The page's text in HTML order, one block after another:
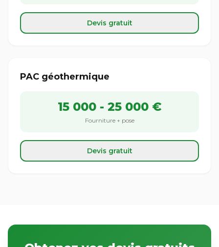
Devis gratuit
PAC géothermique
15 000 - 25 000 €
Fourniture + pose
Devis gratuit